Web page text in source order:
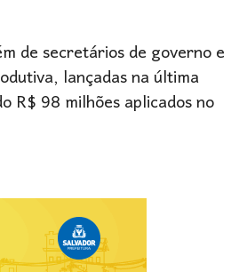
de secretários de governo e
lançadas na última
98 milhões aplicados no